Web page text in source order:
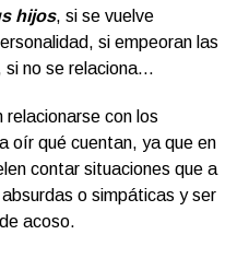
hijos, si se vuelve
si empeoran las
si no se relaciona…
con los
oír qué cuentan, ya que en
contar situaciones que a
o simpáticas y ser
acoso.